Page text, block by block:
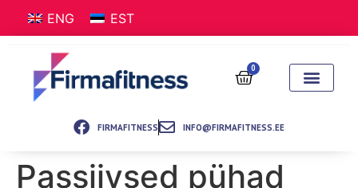
ENG EST
0
FIRMAFITNESS INFO@FIRMAFITNESS.EE
Passiivsed pühad